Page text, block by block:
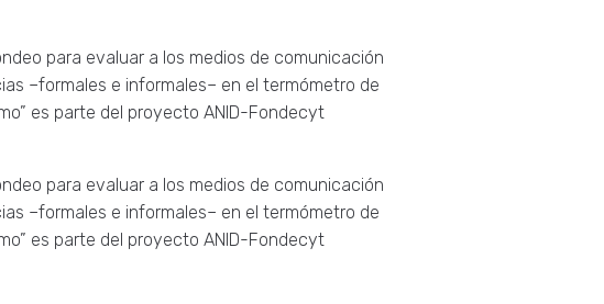
para evaluar a los medios de comunicación
–formales e informales– en el termómetro de
es parte del proyecto ANID-Fondecyt
para evaluar a los medios de comunicación
–formales e informales– en el termómetro de
es parte del proyecto ANID-Fondecyt